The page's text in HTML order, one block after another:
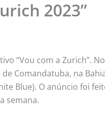
2023”
“Vou com a Zurich”.
Comandatuba, na
Blue). O anúncio foi
semana.